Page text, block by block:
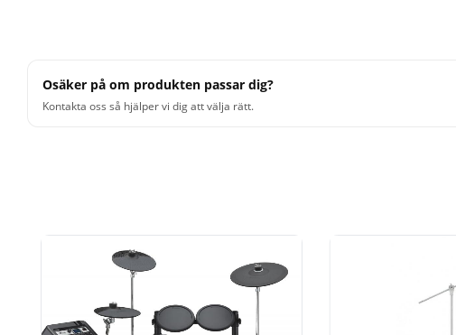
Osäker på om produkten passar dig?
Kontakta oss så hjälper vi dig att välja rätt.